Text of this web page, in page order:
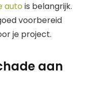
auto is belangrijk.
voorbereid
je project.
aan